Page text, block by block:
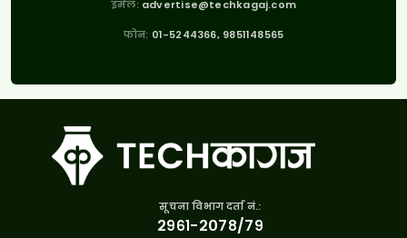
इमेल: advertise@techkagaj.com
फोन: 01-5244366, 9851148565
सूचना विभाग दर्ता नं.:
२९६१-२०७८/७९